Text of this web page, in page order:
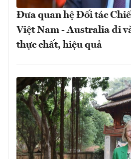
Đưa quan hệ Đối tác
Việt Nam - Australia đi
thực chất, hiệu quả